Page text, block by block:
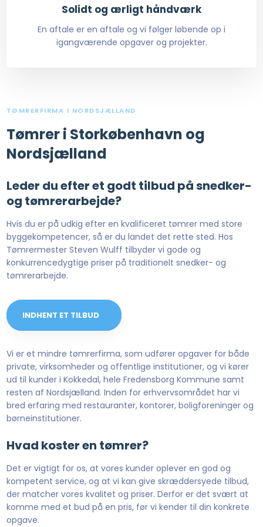
Solidt og ærligt håndværk
En aftale er en aftale og vi følger løbende op i
igangværende opgaver og projekter.
TØMRERFIRMA I NORDSJÆLLAND
Tømrer i Storkøbenhavn og
Nordsjælland
Leder du efter et godt tilbud på snedker-
og tømrerarbejde?
Hvis du er på udkig efter en kvalificeret tømrer med store
byggekompetencer, så er du landet det rette sted. Hos
Tømrermester Steven Wulff tilbyder vi gode og
konkurrencedygtige priser på traditionelt snedker- og
tømrerarbejde.
INDHENT ET TILBUD​
Vi er et mindre tømrerfirma, som udfører opgaver for både
private, virksomheder og offentlige institutioner, og vi kører
ud til kunder i Kokkedal, hele Fredensborg Kommune samt
resten af Nordsjælland. Inden for erhvervsområdet har vi
bred erfaring med restauranter, kontorer, boligforeninger og
børneinstitutioner.
Hvad koster en tømrer?
Det er vigtigt for os, at vores kunder oplever en god og
kompetent service, og at vi kan give skræddersyede tilbud,
der matcher vores kvalitet og priser. Derfor er det svært at
komme med et bud på en pris, før vi kender til din konkrete
opgave.